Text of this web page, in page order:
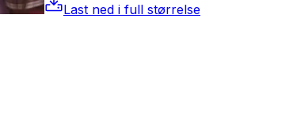
Last ned i full størrelse